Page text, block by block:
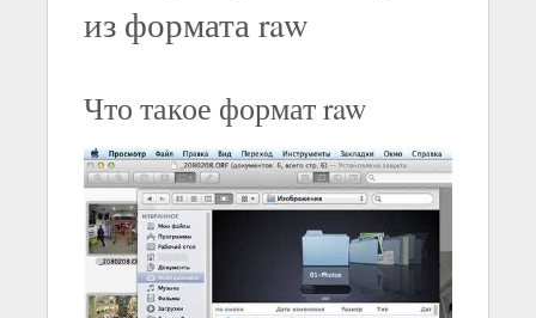
из формата raw
Что такое формат raw